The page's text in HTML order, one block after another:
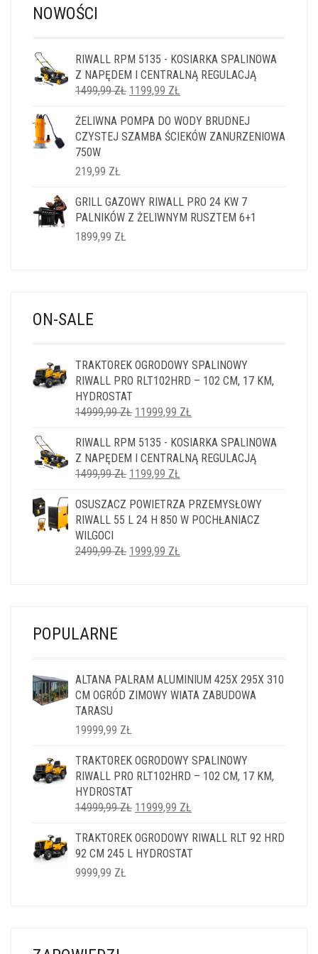
NOWOŚCI
RIWALL RPM 5135 - KOSIARKA SPALINOWA
Z NAPĘDEM I CENTRALNĄ REGULACJĄ
1499,99ZŁ PIERWOTNA
WYNOSIŁA:
1499,99 ZŁ.
1199,99 ZŁ
WYNOSI:
1199,99 ZŁ.
ŻELIWNA POMPA DO WODY BRUDNEJ
CZYSTEJ SZAMBA ŚCIEKÓW ZANURZENIOWA
750W
219,99 ZŁ
GRILL GAZOWY RIWALL PRO 24 KW 7
PALNIKÓW Z ŻELIWNYM RUSZTEM 6+1
1899,99 ZŁ
ON-SALE
TRAKTOREK OGRODOWY SPALINOWY
RIWALL PRO RLT102HRD – 102 CM, 17 KM,
HYDROSTAT
14999,99ZŁ PIERWOTNA
WYNOSIŁA:
14999,99 ZŁ.
11999,99 ZŁ
WYNOSI:
11999,99 ZŁ.
RIWALL RPM 5135 - KOSIARKA SPALINOWA
Z NAPĘDEM I CENTRALNĄ REGULACJĄ
1499,99ZŁ PIERWOTNA
WYNOSIŁA:
1499,99 ZŁ.
1199,99 ZŁ
WYNOSI:
1199,99 ZŁ.
OSUSZACZ POWIETRZA PRZEMYSŁOWY
RIWALL 55 L 24 H 850 W POCHŁANIACZ
WILGOCI
2499,99ZŁ PIERWOTNA
1999,99 ZŁ
POPULARNE
ALTANA PALRAM ALUMINIUM 425X 295X 310
CM OGRÓD ZIMOWY WIATA ZABUDOWA
TARASU
19999,99 ZŁ
TRAKTOREK OGRODOWY SPALINOWY
RIWALL PRO RLT102HRD – 102 CM, 17 KM,
HYDROSTAT
14999,99ZŁ PIERWOTNA
WYNOSIŁA:
14999,99 ZŁ.
11999,99 ZŁ
WYNOSI:
11999,99 ZŁ.
TRAKTOREK OGRODOWY RIWALL RLT 92 HRD
92 CM 245 L HYDROSTAT
9999,99 ZŁ